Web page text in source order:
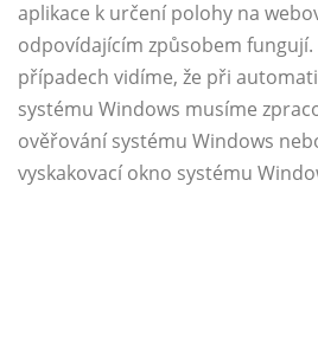
aplikace k určení polohy na
odpovídajícím způsobem
případech vidíme, že při
systému Windows musíme
ověřování systému Windows
vyskakovací okno systému